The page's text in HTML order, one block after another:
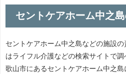
セントケアホーム中之
セントケアホーム中之島などの施設
はライフル介護などの検索サイトで
歌山市にあるセントケアホーム中之